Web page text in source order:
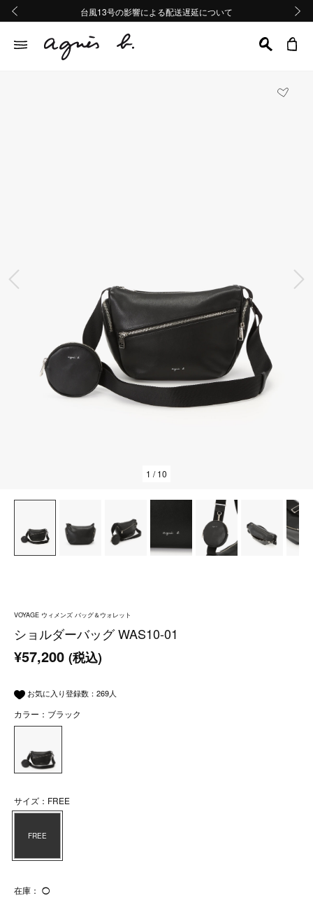
熊本地域地震の影響による配送遅延について
Summer Sale 2buy10%OFF!!
台風13号の影響による配送遅延について
熊本地域地震の影響による配送遅延について
Summer Sale 2buy10%OFF!!
前の画像
1 / 10
VOYAGE ウィメンズ バッグ＆ウォレット
ショルダーバッグ WAS10-01
¥57,200 (税込)
お気に入り登録数： 269人
カラー：ブラック
サイズ：FREE
FREE
在庫： ◯